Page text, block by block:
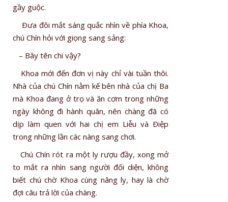
gầy guộc.
Ðưa đôi mắt sáng quắc nhìn về phía Khoa,
chú Chín hỏi với giọng sang sảng:
– Bây tên chi vậy?
Khoa mới đến đơn vị này chỉ vài tuần thôi.
Nhà của chú Chín nằm kế bên nhà của chị Ba
mà Khoa đang ở trọ và ăn cơm trong những
ngày không đi hành quân, nên chàng đã có
dịp làm quen với hai chị em Liễu và Ðiệp
trong những lần các nàng sang chơi.
Chú Chín rót ra một ly rượu đầy, xong mở
to mắt ra nhìn sang người đối diện, không
biết chú chờ Khoa cùng nâng ly, hay là chờ
đợi câu trả lời của chàng.